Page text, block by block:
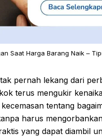
Saat Harga Barang Naik –
pernah lekang dari
terus mengukir
tentang
harus
yang dapat diambil